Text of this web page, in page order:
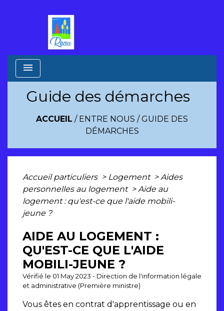
menu
Guide des démarches
ACCUEIL / ENTRE NOUS /GUIDE DES
DÉMARCHES
Accueil particuliers > Logement > Aides
personnelles au logement > Aide au
logement : qu'est-ce que l'aide mobili-
jeune ?
AIDE AU LOGEMENT :
QU'EST-CE QUE L'AIDE
MOBILI-JEUNE ?
Vérifié le 01 May 2023 - Direction de l'information légale
et administrative (Première ministre)
Vous êtes en contrat d'apprentissage ou en